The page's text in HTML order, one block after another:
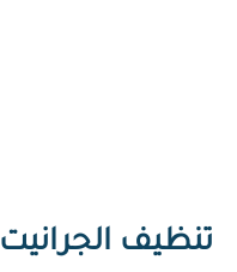
تنظيف الجرانيت